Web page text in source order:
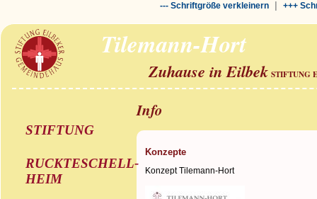
--- Schriftgröße verkleinern| +++
Tilemann-Hort
Zuhause in Eilbek STIFTUNG
STIFTUNG
RUCKTESCHELL-
HEIM
Info
Konzepte
Konzept Tilemann-Hort